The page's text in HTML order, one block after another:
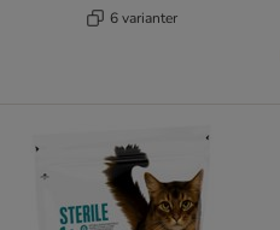
6 varianter